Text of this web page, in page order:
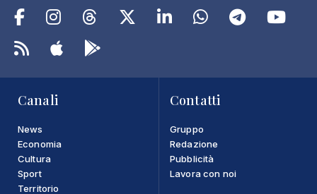
Canali
News
Economia
Cultura
Sport
Territorio
Contatti
Gruppo
Redazione
Pubblicità
Lavora con noi